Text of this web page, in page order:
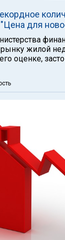
для
рынку жилой
оценке,